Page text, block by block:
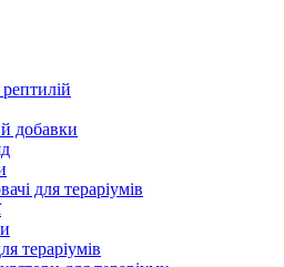
добавки
для тераріумів
тераріумів